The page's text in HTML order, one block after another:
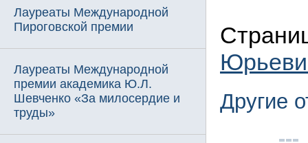
Лауреаты Международной
Пироговской премии
Лауреаты Международной
премии академика Ю.Л.
Шевченко «За милосердие и
труды»
Другие